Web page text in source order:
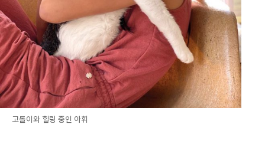
고돌이와 힐링 중인 아휘